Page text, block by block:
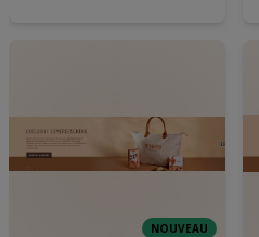
NOUVEAU